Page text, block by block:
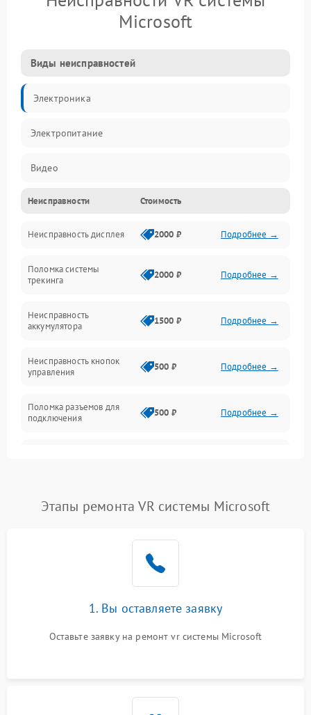
Microsoft
Виды неисправностей
Электроника
Электропитание
Видео
ПО
Сенсоры
Механические повреждения
Неисправности Стоимость
Неисправность дисплея 2000 ₽ Подробнее →
Поломка системы
трекинга
2000 ₽ Подробнее →
Неисправность
аккумулятора
1500 ₽ Подробнее →
Неисправность кнопок
управления
500 ₽ Подробнее →
Поломка разъемов для
подключения
500 ₽ Подробнее →
Повреждение проводов Подробнее →
1000 ₽
1000 ₽
Неисправность системы
1000 ₽
Этапы ремонта VR системы Microsoft
1. Вы оставляете заявку
Оставьте заявку на ремонт vr системы Microsoft